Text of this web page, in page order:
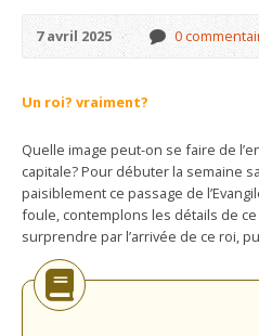
7 avril 2025 0
Un roi? vraiment?
Quelle image peut-on se faire de
capitale? Pour débuter la semaine
paisiblement ce passage de
foule, contemplons les détails de
surprendre par l’arrivée de ce roi,